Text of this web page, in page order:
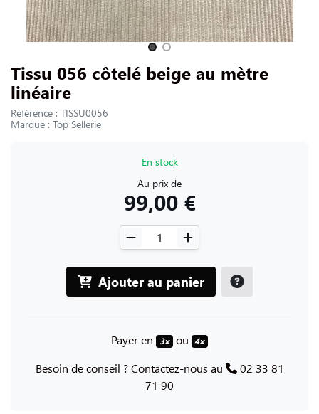
Tissu 056 côtelé beige au mètre
linéaire
Référence : TISSU0056
Marque : Top Sellerie
En stock
Au prix de
99,00 €
Ajouter au panier
Payer en 3x ou 4x
Besoin de conseil ? Contactez-nous au
02 33 81
71 90